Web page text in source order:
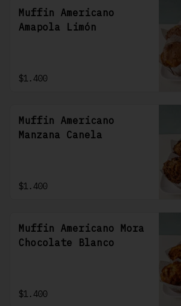
Muffin Americano
Amapola Limón
$1.400
Muffin Americano
Manzana Canela
$1.400
Muffin Americano Mora
Chocolate Blanco
$1.400